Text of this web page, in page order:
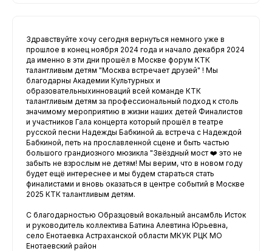
Здравствуйте хочу сегодня вернуться немного уже в
прошлое в конец ноября 2024 года и начало декабря 2024
да именно в эти дни прошёл в Москве форум КТК
талантливым детям "Москва встречает друзей" ! Мы
благодарны Академии Культурных и
образовательныхинноваций всей команде КТК
талантливым детям за профессиональный подход к столь
значимому мероприятию в жизни наших детей Финалистов
и участников Гала концерта который прошёл в театре
русской песни Надежды Бабкиной 🙏 встреча с Надеждой
Бабкиной, петь на прославленной сцене и быть частью
большого грандиозного мюзикла "Звёздный мост ❤️ это не
забыть не взрослым не детям! Мы верим, что в новом году
будет ещё интереснее и мы будем стараться стать
финалистами и вновь оказаться в центре событий в Москве
2025 КТК талантливым детям.
С благодарностью Образцовый вокальный ансамбль Исток
и руководитель коллектива Батина Алевтина Юрьевна,
село Енотаевка Астраханской области МКУК РЦК МО
Енотаевский район